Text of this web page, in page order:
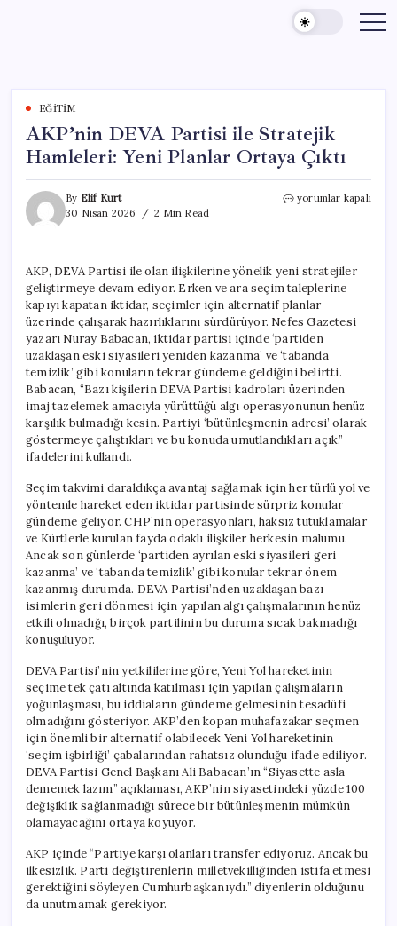
content
EĞITIM
AKP’nin DEVA Partisi ile Stratejik
Hamleleri: Yeni Planlar Ortaya Çıktı
By Elif Kurt
30 Nisan 2026
2 Min Read
AKP’nin
Hamleleri:
Yeni
Planlar
Ortaya
Çıktı
yorumlar kapalı
AKP, DEVA Partisi ile olan ilişkilerine yönelik yeni stratejiler
geliştirmeye devam ediyor. Erken ve ara seçim taleplerine
kapıyı kapatan iktidar, seçimler için alternatif planlar
üzerinde çalışarak hazırlıklarını sürdürüyor. Nefes Gazetesi
yazarı Nuray Babacan, iktidar partisi içinde ‘partiden
uzaklaşan eski siyasileri yeniden kazanma’ ve ‘tabanda
temizlik’ gibi konuların tekrar gündeme geldiğini belirtti.
Babacan, “Bazı kişilerin DEVA Partisi kadroları üzerinden
imaj tazelemek amacıyla yürüttüğü algı operasyonunun henüz
karşılık bulmadığı kesin. Partiyi ‘bütünleşmenin adresi’ olarak
göstermeye çalıştıkları ve bu konuda umutlandıkları açık.”
ifadelerini kullandı.
Seçim takvimi daraldıkça avantaj sağlamak için her türlü yol ve
yöntemle hareket eden iktidar partisinde sürpriz konular
gündeme geliyor. CHP’nin operasyonları, haksız tutuklamalar
ve Kürtlerle kurulan fayda odaklı ilişkiler herkesin malumu.
Ancak son günlerde ‘partiden ayrılan eski siyasileri geri
kazanma’ ve ‘tabanda temizlik’ gibi konular tekrar önem
kazanmış durumda. DEVA Partisi’nden uzaklaşan bazı
isimlerin geri dönmesi için yapılan algı çalışmalarının henüz
etkili olmadığı, birçok partilinin bu duruma sıcak bakmadığı
konuşuluyor.
DEVA Partisi’nin yetkililerine göre, Yeni Yol hareketinin
seçime tek çatı altında katılması için yapılan çalışmaların
yoğunlaşması, bu iddiaların gündeme gelmesinin tesadüfi
olmadığını gösteriyor. AKP’den kopan muhafazakar seçmen
için önemli bir alternatif olabilecek Yeni Yol hareketinin
‘seçim işbirliği’ çabalarından rahatsız olunduğu ifade ediliyor.
DEVA Partisi Genel Başkanı Ali Babacan’ın “Siyasette asla
dememek lazım” açıklaması, AKP’nin siyasetindeki yüzde 100
değişiklik sağlanmadığı sürece bir bütünleşmenin mümkün
olamayacağını ortaya koyuyor.
AKP içinde “Partiye karşı olanları transfer ediyoruz. Ancak bu
ilkesizlik. Parti değiştirenlerin milletvekilliğinden istifa etmesi
gerektiğini söyleyen Cumhurbaşkanıydı.” diyenlerin olduğunu
da unutmamak gerekiyor.